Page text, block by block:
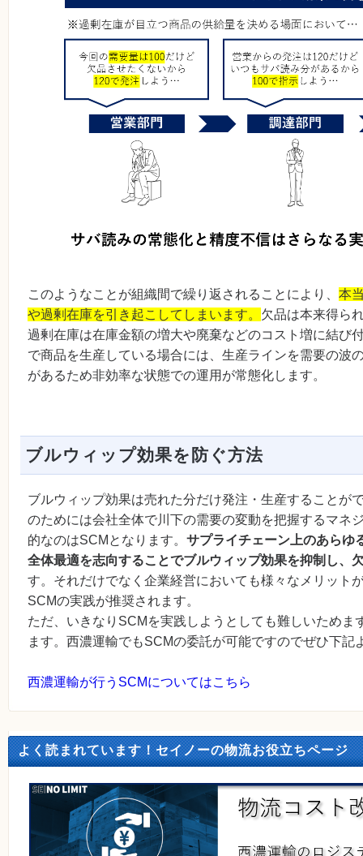
このようなことが組織間で繰り返されることにより、 本
や過剰在庫を引き起こしてしまいます。 欠品は本来得ら
過剰在庫は在庫金額の増大や廃棄などのコスト増に結び
で商品を生産している場合には、生産ラインを需要の波
があるため非効率な状態での運用が常態化します。
ブルウィップ効果を防ぐ方法
ブルウィップ効果は売れた分だけ発注・生産することが
のためには会社全体で川下の需要の変動を把握するマネ
的なのはSCMとなります。 サプライチェーン上のあらゆ
全体最適を志向することでブルウィップ効果を抑制し、
す。それだけでなく企業経営においても様々なメリット
SCMの実践が推奨されます。
ただ、いきなりSCMを実践しようとしても難しいためま
ます。西濃運輸でもSCMの委託が可能ですのでぜひ下記
西濃運輸が行うSCMについてはこちら
よく読まれています！セイノーの物流お役立ちページ